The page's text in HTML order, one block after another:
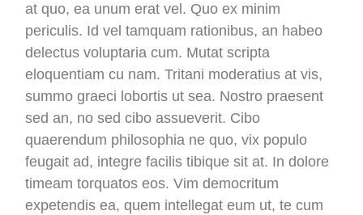
at quo, ea unum erat vel. Quo ex minim
periculis. Id vel tamquam rationibus, an habeo
delectus voluptaria cum. Mutat scripta
eloquentiam cu nam. Tritani moderatius at vis,
summo graeci lobortis ut sea. Nostro praesent
sed an, no sed cibo assueverit. Cibo
quaerendum philosophia ne quo, vix populo
feugait ad, integre facilis tibique sit at. In dolore
timeam torquatos eos. Vim democritum
expetendis ea, quem intellegat eum ut, te cum